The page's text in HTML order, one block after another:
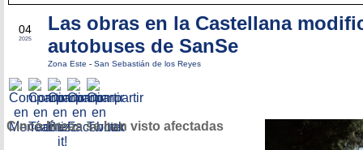
04
2025
Las obras en la Castellana
autobuses de SanSe
Zona Este - San Sebastián de los Reyes
Cinco líneas se han visto afectadas